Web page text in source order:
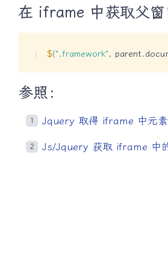
在 iframe 中获取父窗
$(".framework", parent.
参照：
Jquery 取得 iframe 中元
Js/Jquery 获取 iframe 中